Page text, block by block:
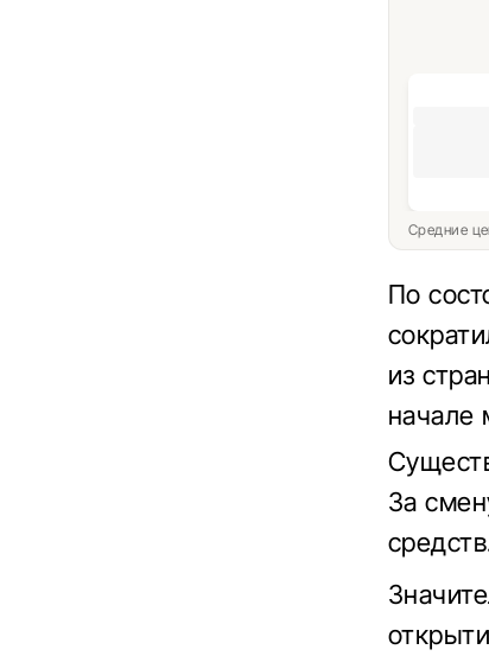
Средние
По
из
начале
За